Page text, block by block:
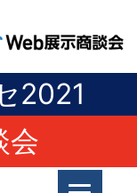
2021
会